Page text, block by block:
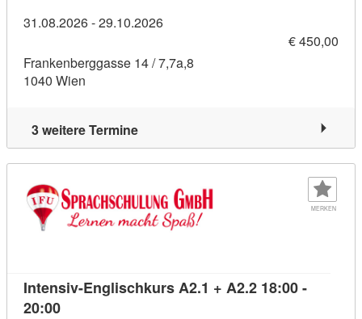
31.08.2026 - 29.10.2026
€ 450,00
Frankenberggasse 14 / 7,7a,8
1040 Wien
3 weitere Termine
MERKEN
Intensiv-Englischkurs A2.1 + A2.2 18:00 -
20:00Kursdetail: Intensiv-Englischkurs A2.1 + A2.2